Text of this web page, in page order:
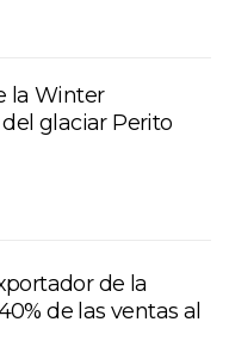
la Winter
glaciar Perito
de la
de las ventas al